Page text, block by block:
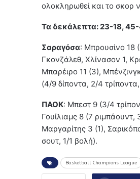
ολοκληρωθεί και το σκορ
Τα δεκάλεπτα: 23-18,
Σαραγόσα: Μπρουσίνο 18
Γκονζάλεθ, Χλίνασον 1,
Μπαρέιρο 11 (3),
(4/9 δίποντα, 2/4
ΠΑΟΚ: Μπεστ 9 (3/4
Γουίλιαμς 8 (7
Μαργαρίτης 3 (1),
σουτ, 1/1 βολή).
Basketball Champions League